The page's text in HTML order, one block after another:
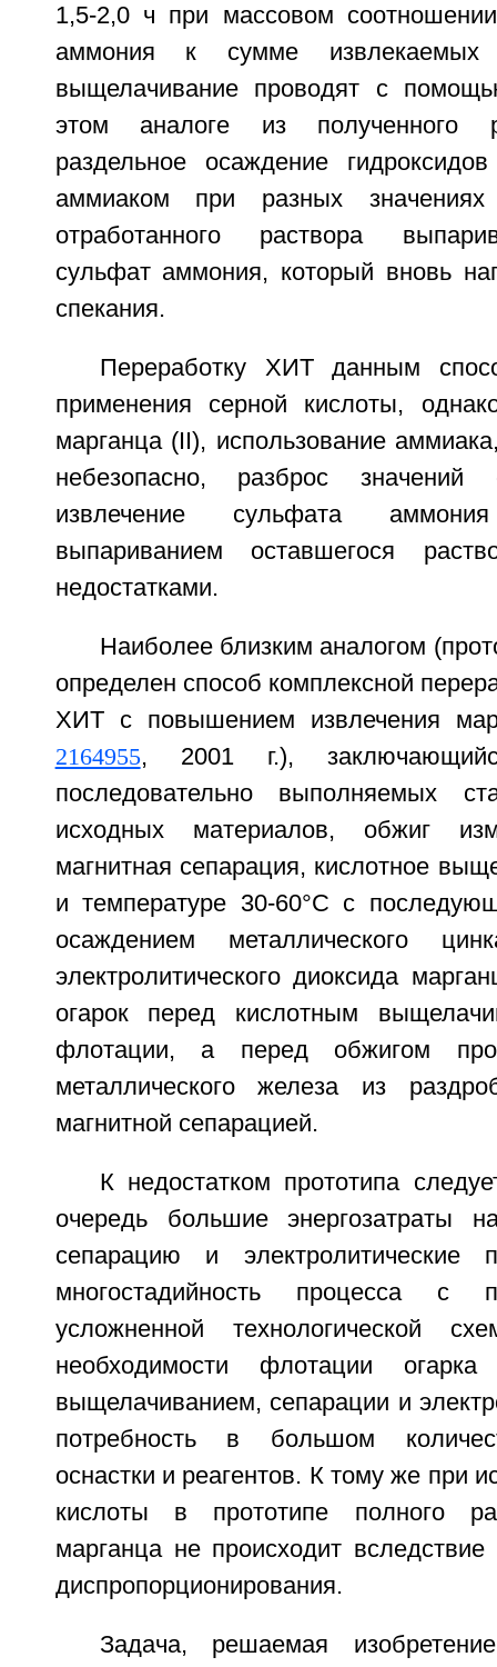
1,5-2,0 ч при массовом
аммония к сумме извлекаемых
выщелачивание проводят с
этом аналоге из полученного
раздельное осаждение
аммиаком при разных
отработанного раствора
сульфат аммония, который вновь
спекания.
Переработку ХИТ данным
применения серной кислоты,
марганца (II), использование
небезопасно, разброс
извлечение сульфата
выпариванием оставшегося
недостатками.
Наиболее близким аналогом
определен способ комплексной
ХИТ с повышением извлечения
2164955, 2001 г.),
последовательно выполняемых
исходных материалов, обжиг
магнитная сепарация, кислотное
и температуре 30-60°С с
осаждением металлического
электролитического диоксида
огарок перед кислотным
флотации, а перед обжигом
металлического железа из
магнитной сепарацией.
К недостатком прототипа
очередь большие энергозатраты
сепарацию и электролитические
многостадийность процесса с
усложненной технологической
необходимости флотации
выщелачиванием, сепарации и
потребность в большом
оснастки и реагентов. К тому же при
кислоты в прототипе полного
марганца не происходит вследствие
диспропорционирования.
Задача, решаемая